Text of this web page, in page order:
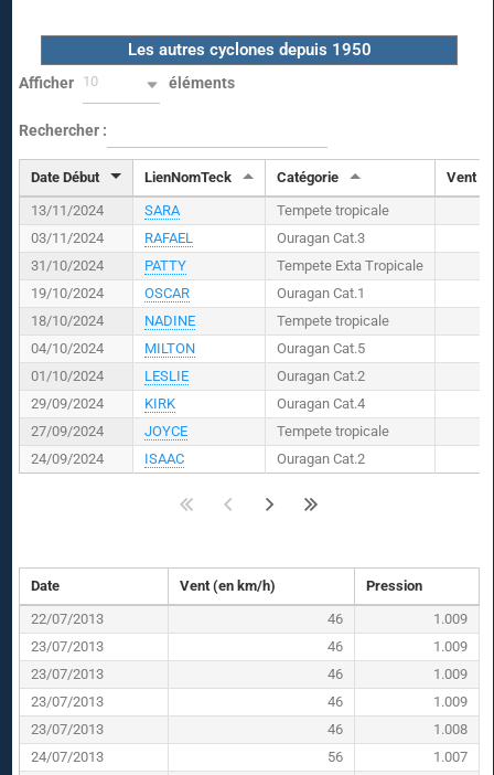
Les autres cyclones depuis 1950
Afficher 10 éléments
Rechercher :
Date Début LienNomTeck Catégorie Vent (
13/11/2024
SARA
Tempete tropicale
03/11/2024
RAFAEL
Ouragan Cat.3
31/10/2024
PATTY
Tempete Exta Tropicale
19/10/2024
OSCAR
Ouragan Cat.1
18/10/2024
NADINE
Tempete tropicale
04/10/2024
MILTON
Ouragan Cat.5
01/10/2024
LESLIE
Ouragan Cat.2
29/09/2024
KIRK
Ouragan Cat.4
27/09/2024
JOYCE
Tempete tropicale
24/09/2024
ISAAC Ouragan Cat.2
Date Vent (en km/h)
Pression
22/07/2013
46
1.009
23/07/2013
46
1.009
23/07/2013
46
1.009
23/07/2013
46
1.009
23/07/2013
46
1.008
24/07/2013
56
1.007